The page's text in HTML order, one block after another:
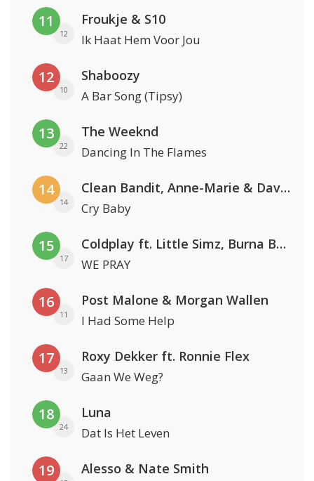
11
12
Froukje & S10
Ik Haat Hem Voor Jou
12
10
Shaboozy
A Bar Song (Tipsy)
13
22
The Weeknd
Dancing In The Flames
14
14
Clean Bandit, Anne-Marie & David Guetta
Cry Baby
15
17
Coldplay ft. Little Simz, Burna Boy, Elyanna & Tini
WE PRAY
16
11
Post Malone & Morgan Wallen
I Had Some Help
17
13
Roxy Dekker ft. Ronnie Flex
Gaan We Weg?
18
24
Luna
Dat Is Het Leven
19 Alesso & Nate Smith